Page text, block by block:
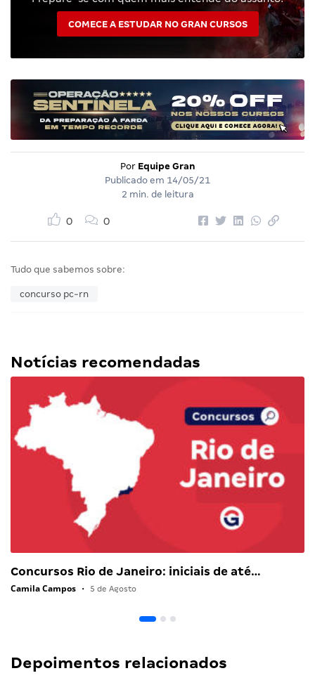
COMECE A ESTUDAR NO GRAN CURSOS
Por Equipe Gran
Publicado em 14/05/21
2 min. de leitura
0 0
Tudo que sabemos sobre:
concurso pc-rn
Notícias recomendadas
Concursos Rio de Janeiro: iniciais de até…
Camila Campos • 5 de Agosto
Depoimentos relacionados